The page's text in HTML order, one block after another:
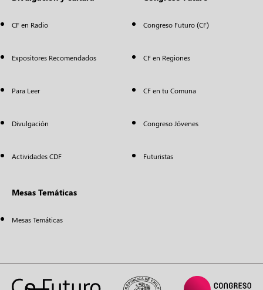
CF en Radio
Expositores Recomendados
Para Leer
Divulgación
Actividades CDF
Congreso Futuro (CF)
CF en Regiones
CF en tu Comuna
Congreso Jóvenes
Futuristas
Mesas Temáticas
Mesas Temáticas